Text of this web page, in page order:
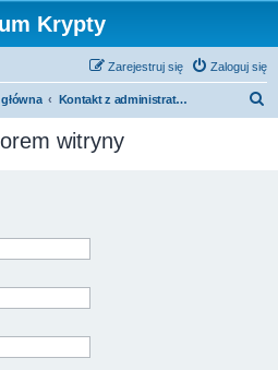
Krypty
Zaloguj się
Zarejestruj się
Kontakt z administratorem witryny
witryny